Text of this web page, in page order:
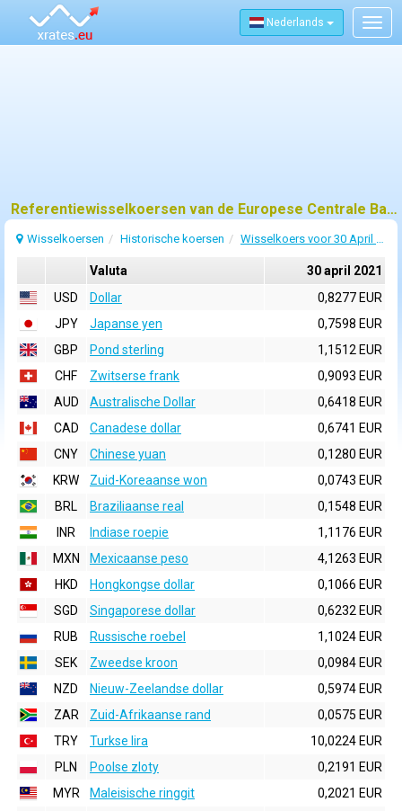
Nederlands
Referentiewisselkoersen van de Europese Centrale Bank (ECB) voor 30 april 2021
Wisselkoersen Historische koersen Wisselkoers voor 30 April 2021
Valuta
30 april 2021
USD
Dollar
0,8277 EUR
JPY
Japanse yen
0,7598 EUR
GBP
Pond sterling
1,1512 EUR
CHF
Zwitserse frank
0,9093 EUR
AUD
Australische Dollar
0,6418 EUR
CAD
Canadese dollar
0,6741 EUR
CNY
Chinese yuan
0,1280 EUR
KRW
Zuid-Koreaanse won
0,0743 EUR
BRL
Braziliaanse real
0,1548 EUR
INR
Indiase roepie
1,1176 EUR
MXN
Mexicaanse peso
4,1263 EUR
HKD
Hongkongse dollar
0,1066 EUR
SGD
Singaporese dollar
0,6232 EUR
RUB
Russische roebel
1,1024 EUR
SEK
Zweedse kroon
0,0984 EUR
NZD
Nieuw-Zeelandse dollar
0,5974 EUR
ZAR
Zuid-Afrikaanse rand
0,0575 EUR
TRY
Turkse lira
10,0224 EUR
PLN
Poolse zloty
0,2191 EUR
MYR
Maleisische ringgit
0,2021 EUR